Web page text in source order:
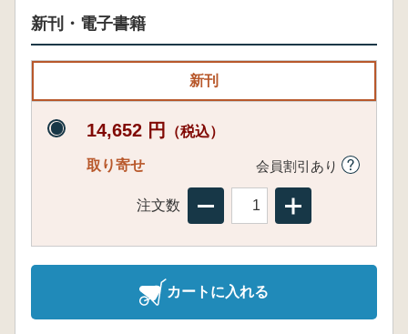
新刊・電子書籍
新刊
14,652 円 （税込）
取り寄せ 会員割引あり
注文数
カートに入れる